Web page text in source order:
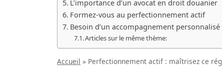
L’importance d’un avocat en droit douanier
Formez-vous au perfectionnement actif
Besoin d’un accompagnement personnalisé
Articles sur le même thème:
Accueil » Perfectionnement actif : maîtrisez ce